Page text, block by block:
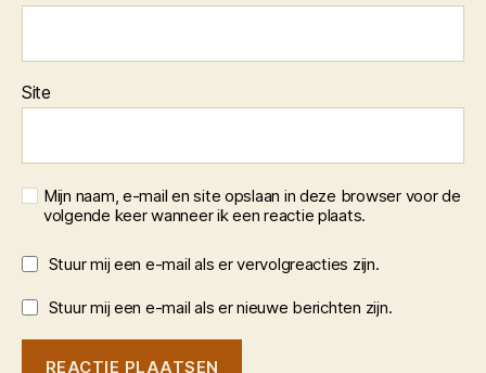
Site
Mijn naam, e-mail en site opslaan in deze browser voor de
volgende keer wanneer ik een reactie plaats.
Stuur mij een e-mail als er vervolgreacties zijn.
Stuur mij een e-mail als er nieuwe berichten zijn.